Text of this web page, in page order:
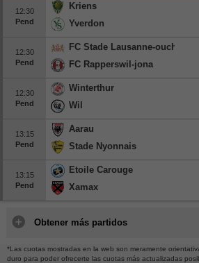
12:30
Pend
Kriens
Yverdon
12:30
Pend
FC Stade Lausanne-ouchy
FC Rapperswil-jona
12:30
Pend
Winterthur
Wil
13:15
Pend
Aarau
Stade Nyonnais
13:15
Pend
Etoile Carouge
Xamax
Obtener más partidos
*Las cuotas mostradas en la web son meramente
duro para poder ofrecerte las cuotas más actualizadas